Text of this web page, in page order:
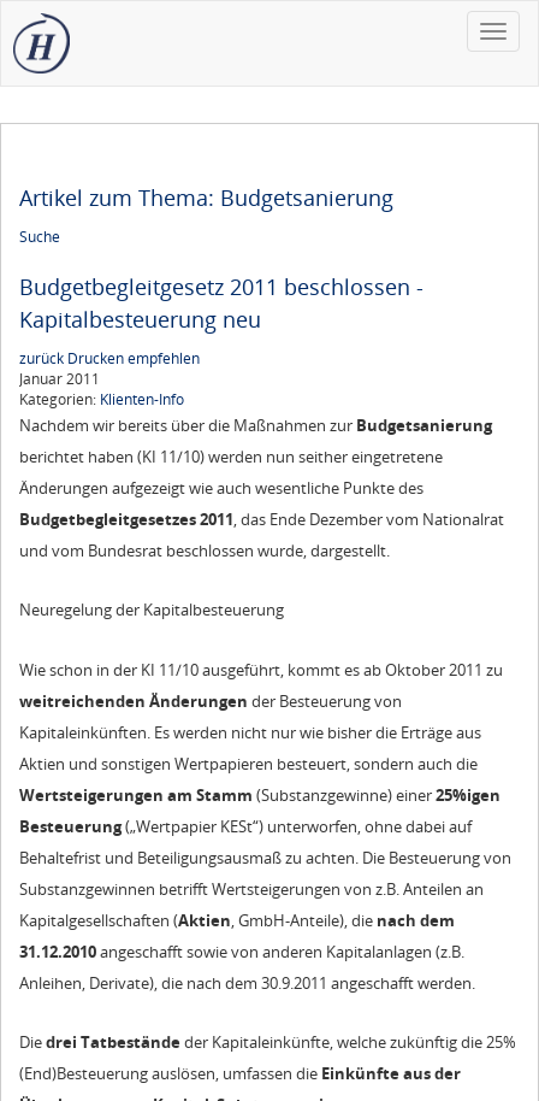
Toggle
Artikel zum Thema: Budgetsanierung
Suche
Budgetbegleitgesetz 2011 beschlossen -
Kapitalbesteuerung neu
zurück Druckenempfehlen
Januar 2011
Kategorien: Klienten-Info
Nachdem wir bereits über die Maßnahmen zur Budgetsanierung
berichtet haben (KI 11/10) werden nun seither eingetretene
Änderungen aufgezeigt wie auch wesentliche Punkte des
Budgetbegleitgesetzes 2011, das Ende Dezember vom Nationalrat
und vom Bundesrat beschlossen wurde, dargestellt.
Neuregelung der Kapitalbesteuerung
Wie schon in der KI 11/10 ausgeführt, kommt es ab Oktober 2011 zu
weitreichenden Änderungen der Besteuerung von
Kapitaleinkünften. Es werden nicht nur wie bisher die Erträge aus
Aktien und sonstigen Wertpapieren besteuert, sondern auch die
Wertsteigerungen am Stamm (Substanzgewinne) einer25%igen
Besteuerung(„Wertpapier KESt“) unterworfen, ohne dabei auf
Behaltefrist und Beteiligungsausmaß zu achten. Die Besteuerung von
Substanzgewinnen betrifft Wertsteigerungen von z.B. Anteilen an
Kapitalgesellschaften (Aktien , GmbH-Anteile), die nach dem
31.12.2010angeschafft sowie von anderen Kapitalanlagen (z.B.
Anleihen, Derivate), die nach dem 30.9.2011 angeschafft werden.
Diedrei Tatbeständeder Kapitaleinkünfte, welche zukünftig die 25%
(End)Besteuerung auslösen, umfassen die Einkünfte aus der